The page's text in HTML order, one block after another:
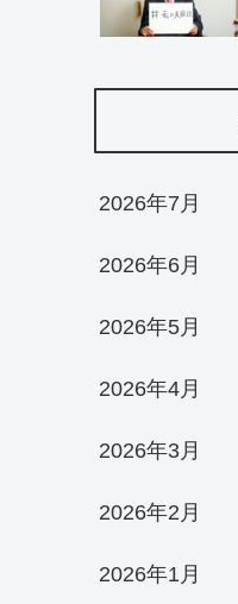
2026年7月
2026年6月
2026年5月
2026年4月
2026年3月
2026年2月
2026年1月